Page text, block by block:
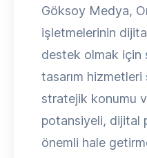
Göksoy Medya,
işletmelerinin
destek olmak
tasarım hizmetleri
stratejik konumu
potansiyeli, dijital
önemli hale